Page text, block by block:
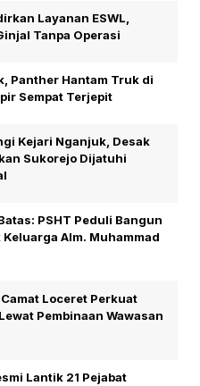
Layanan ESWL,
Tanpa Operasi
Panther Hantam Truk di
Sempat Terjepit
Kejari Nganjuk, Desak
Sukorejo Dijatuhi
PSHT Peduli Bangun
Alm. Muhammad
Loceret Perkuat
Pembinaan Wawasan
Lantik 21 Pejabat